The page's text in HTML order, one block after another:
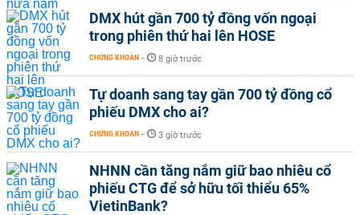
DMX hút gần 700 tỷ đồng vốn ngoại
trong phiên thứ hai lên HOSE
CHỨNG KHOÁN - 8 giờ trước
Tự doanh sang tay gần 700 tỷ đồng cổ
phiếu DMX cho ai?
CHỨNG KHOÁN - 3 giờ trước
NHNN cần tăng nắm giữ bao nhiêu cổ
phiếu CTG để sở hữu tối thiểu 65%
VietinBank?